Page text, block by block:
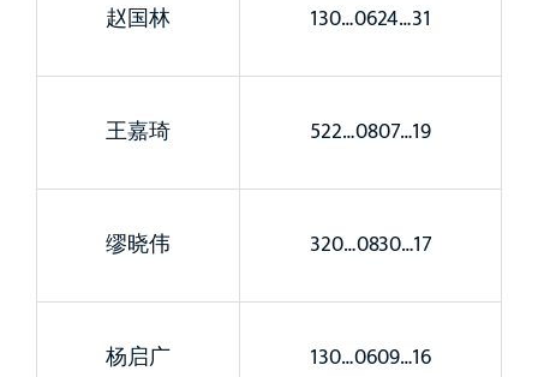
赵国林 130…0624…31
王嘉琦 522…0807…19
缪晓伟 320…0830…17
杨启广 130…0609…16